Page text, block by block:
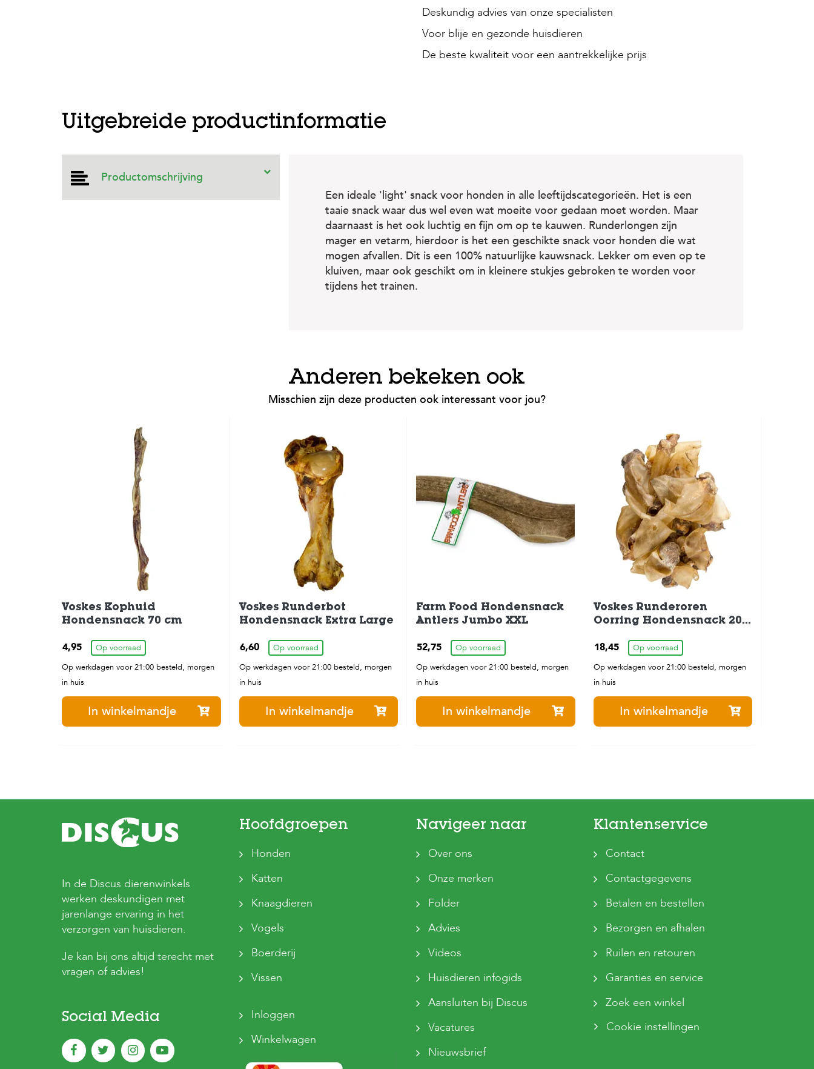
Deskundig advies van onze specialisten
Voor blije en gezonde huisdieren
De beste kwaliteit voor een aantrekkelijke prijs
Uitgebreide productinformatie
Productomschrijving
Een ideale 'light' snack voor honden in alle leeftijdscategorieën. Het is een
taaie snack waar dus wel even wat moeite voor gedaan moet worden. Maar
daarnaast is het ook luchtig en fijn om op te kauwen. Runderlongen zijn
mager en vetarm, hierdoor is het een geschikte snack voor honden die wat
mogen afvallen. Dit is een 100% natuurlijke kauwsnack. Lekker om even op te
kluiven, maar ook geschikt om in kleinere stukjes gebroken te worden voor
tijdens het trainen.
Anderen bekeken ook
Misschien zijn deze producten ook interessant voor jou?
Voskes Kophuid
Hondensnack 70 cm
4,95
Op voorraad
Op werkdagen voor 21:00 besteld, morgen
in huis
In winkelmandje
Voskes Runderbot
Hondensnack Extra Large
6,60
Op voorraad
Op werkdagen voor 21:00 besteld, morgen
in huis
In winkelmandje
Farm Food Hondensnack
Antlers Jumbo XXL
52,75
Op voorraad
Op werkdagen voor 21:00 besteld, morgen
in huis
In winkelmandje
Voskes Runderoren
Oorring Hondensnack 20
18,45
Op voorraad
Op werkdagen voor 21:00 besteld, morgen
in huis
In winkelmandje
In de Discus dierenwinkels
werken deskundigen met
jarenlange ervaring in het
verzorgen van huisdieren.
Je kan bij ons altijd terecht met
vragen of advies!
Social Media
Hoofdgroepen
Honden
Katten
Knaagdieren
Vogels
Boerderij
Vissen
Inloggen
Winkelwagen
Navigeer naar
Over ons
Onze merken
Folder
Advies
Videos
Huisdieren infogids
Aansluiten bij Discus
Vacatures
Nieuwsbrief
Klantenservice
Contact
Contactgegevens
Betalen en bestellen
Bezorgen en afhalen
Ruilen en retouren
Garanties en service
Zoek een winkel
Cookie instellingen